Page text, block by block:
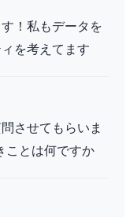
！私もデータを
を考えてます
させてもらいま
ことは何ですか